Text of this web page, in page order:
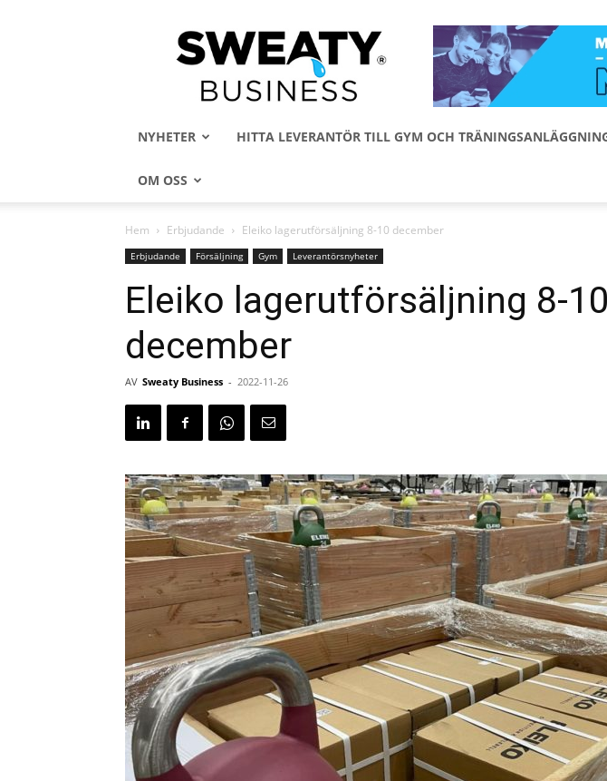
Sweaty
Business
NYHETER HITTA LEVERANTÖR TILL GYM OCH
OM OSS
Hem Erbjudande Eleiko lagerutförsäljning 8-10 december
Erbjudande Försäljning Gym Leverantörsnyheter
Eleiko lagerutförsäljning 8-10
december
AV Sweaty Business - 2022-11-26